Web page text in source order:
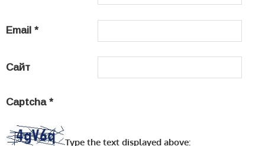
Email *
Сайт
Captcha *
Type the text displayed above: